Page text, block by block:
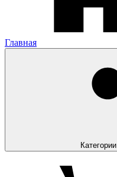
Главная
Категории